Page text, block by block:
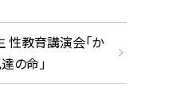
性教育講演会「か
の命」